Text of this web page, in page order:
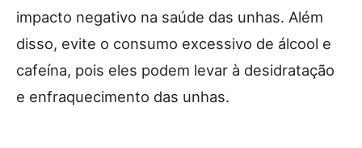
impacto negativo na saúde das unhas. Além
disso, evite o consumo excessivo de álcool e
cafeína, pois eles podem levar à desidratação
e enfraquecimento das unhas.